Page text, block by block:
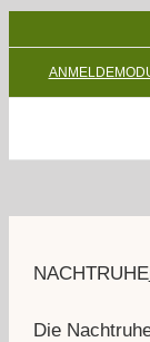
Inhalt
springen
NACHTRUHE
Die